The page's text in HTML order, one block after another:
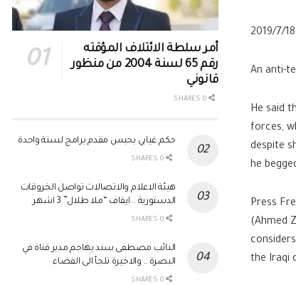
2019/7/18
An anti-
He said
forces,
despite
he
Press
(Ahmed
the Iraqi
أمر سلطة الائتلاف المؤقته
رقم 65 لسنة 2004 من منظور
قانوني
حكم غيابي بحبس مقدم برامج لسنة واحدة
هيئة الاعلام والاتصالات تواصل الخروقات
الدستورية .. ايقاف “ملا طلال” 3 اشهر
النائب مصطفى سند يهاجم مدير قناة في
البصرة .. والاخيرة تلجأ الى القضاء